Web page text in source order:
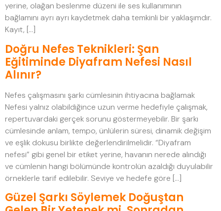
yerine, olağan beslenme düzeni ile ses kullanımının
bağlamını ayrı ayrı kaydetmek daha temkinli bir yaklaşımdır.
Kayıt, […]
Doğru Nefes Teknikleri: Şan
Eğitiminde Diyafram Nefesi Nasıl
Alınır?
Nefes çalışmasını şarkı cümlesinin ihtiyacına bağlamak
Nefesi yalnız olabildiğince uzun verme hedefiyle çalışmak,
repertuvardaki gerçek sorunu göstermeyebilir. Bir şarkı
cümlesinde anlam, tempo, ünlülerin süresi, dinamik değişim
ve eşlik dokusu birlikte değerlendirilmelidir. “Diyafram
nefesi” gibi genel bir etiket yerine, havanın nerede alındığı
ve cümlenin hangi bölümünde kontrolün azaldığı duyulabilir
örneklerle tarif edilebilir. Seviye ve hedefe göre […]
Güzel Şarkı Söylemek Doğuştan